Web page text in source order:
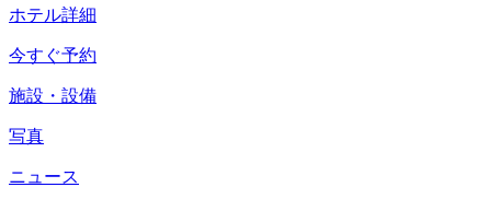
ホテル詳細
今すぐ予約
施設・設備
写真
ニュース